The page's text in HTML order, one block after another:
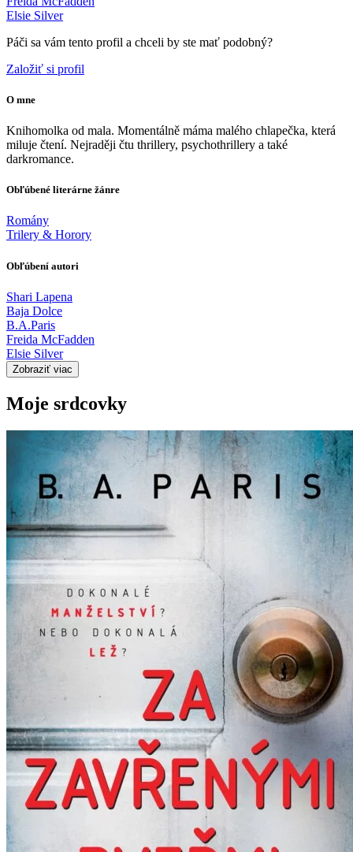
Elsie Silver
Páči sa vám tento profil a chceli by ste mať podobný?
Založiť si profil
O mne
Knihomolka od mala. Momentálně máma malého chlapečka, která
miluje čtení. Nejraději čtu thrillery, psychothrillery a také
darkromance.
Obľúbené literárne žánre
Romány
Trilery & Horory
Obľúbení autori
Shari Lapena
Baja Dolce
B.A.Paris
Freida McFadden
Elsie Silver
Zobraziť viac
Moje srdcovky